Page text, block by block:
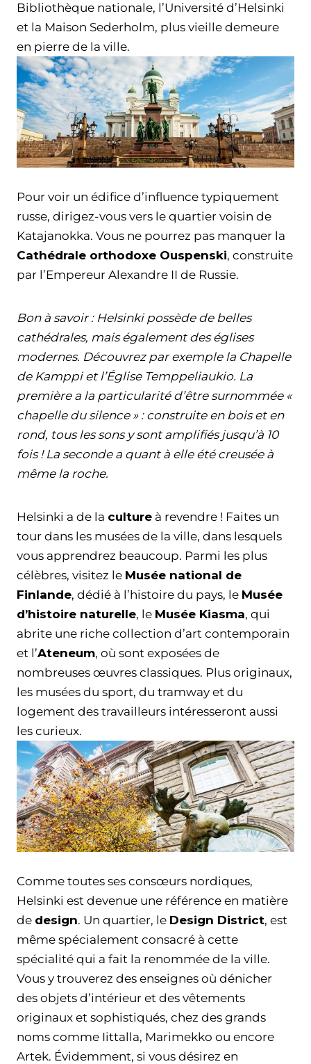
Bibliothèque nationale, l’Université d’Helsinki
et la Maison Sederholm, plus vieille demeure
en pierre de la ville.
Pour voir un édifice d’influence typiquement
russe, dirigez-vous vers le quartier voisin de
Katajanokka. Vous ne pourrez pas manquer la
Cathédrale orthodoxe Ouspenski, construite
par l’Empereur Alexandre II de Russie.
Bon à savoir : Helsinki possède de belles
cathédrales, mais également des églises
modernes. Découvrez par exemple la Chapelle
de Kamppi et l’Église Temppeliaukio. La
première a la particularité d’être surnommée «
chapelle du silence » : construite en bois et en
rond, tous les sons y sont amplifiés jusqu’à 10
fois ! La seconde a quant à elle été creusée à
même la roche.
Helsinki a de la culture à revendre ! Faites un
tour dans les musées de la ville, dans lesquels
vous apprendrez beaucoup. Parmi les plus
célèbres, visitez le Musée national de
Finlande, dédié à l’histoire du pays, le Musée
d’histoire naturelle, le Musée Kiasma, qui
abrite une riche collection d’art contemporain
et l’Ateneum, où sont exposées de
nombreuses œuvres classiques. Plus originaux,
les musées du sport, du tramway et du
logement des travailleurs intéresseront aussi
les curieux.
Comme toutes ses consœurs nordiques,
Helsinki est devenue une référence en matière
de design. Un quartier, le Design District, est
même spécialement consacré à cette
spécialité qui a fait la renommée de la ville.
Vous y trouverez des enseignes où dénicher
des objets d’intérieur et des vêtements
originaux et sophistiqués, chez des grands
noms comme Iittalla, Marimekko ou encore
Artek. Évidemment, si vous désirez en